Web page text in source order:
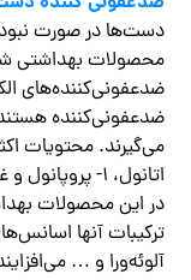
دست‌ها در صورت
محصولات بهداشتی
ضدعفونی‌کننده‌های
ضدعفونی‌کننده هستند
می‌گیرند. محتویات
اتانول، ۱-
در این محصولات
ترکیبات آنها
آلوئه‌ورا و …